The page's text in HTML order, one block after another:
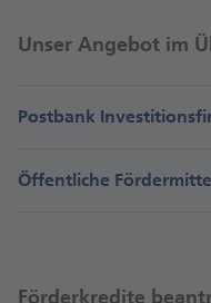
Unser Angebot im
Postbank
Öffentliche
Förderkredite